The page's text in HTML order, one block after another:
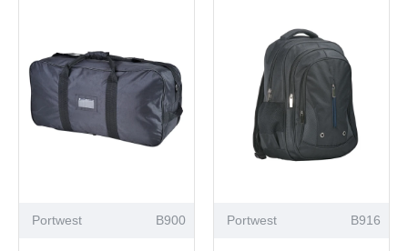
Portwest B900 Portwest B916